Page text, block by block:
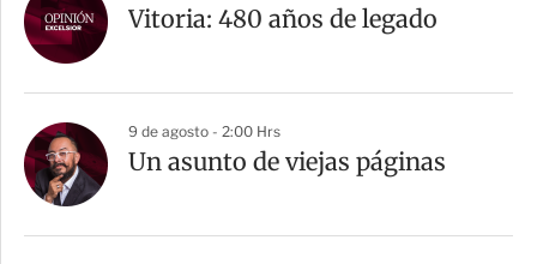
Vitoria: 480 años de legado
9 de agosto - 2:00 Hrs
Un asunto de viejas páginas